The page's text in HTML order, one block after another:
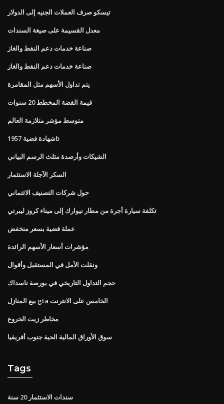
تيسكو صرف العملات الجنيه إلى الدولار
معدل القسيمة على صيغة السندات
صناعة خدمات دعم النفط والغاز
صناعة خدمات دعم النفط والغاز
يتم تداول الأسهم مثل المقامرة
قيمة الفضة المخطط 20 سنوات
متوسط ​​مؤشر متلازمة العالم
شهادة فضية 1957b
الشيكات وأرصدة مثلث الرسم البياني
السكر الآجلة الاستثمار
حول شركات التصنيف الائتماني
تكلفة سيارة أجرة من مطار نيوارك إلى ميناء كروز ليبرتي
عملة فضية بسعر منخفض
مؤشرات أسعار الأسهم الرائدة
ونقلت الأمل في المستقبل وأقوال
حجم التداول التاريخي في بورصة ناسداك
بيع المنازل gta الخامس على الانترنت
مخاطر زيت الخروع
سوق الأوراق المالية الحية جنوب أفريقيا
Tags
سندات الاستثمار 20 سنة